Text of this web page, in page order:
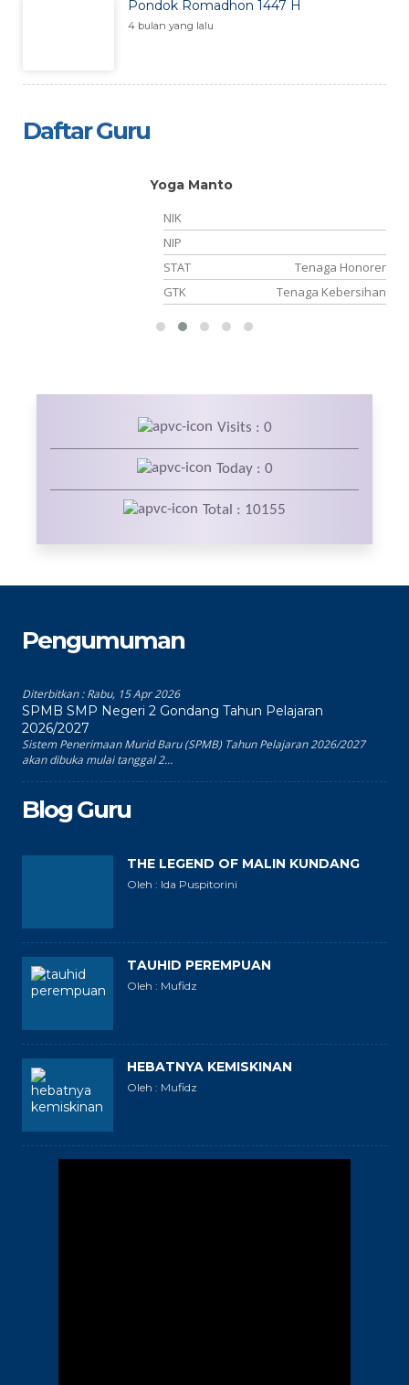
Pondok Romadhon 1447 H
4 bulan yang lalu
Daftar Guru
Yoga Manto
NIK
NIP
STAT
Tenaga Honorer
GTK
Tenaga Kebersihan
Visits : 0
Today : 0
Total : 10155
Pengumuman
Diterbitkan :Rabu, 15 Apr 2026
SPMB SMP Negeri 2 Gondang Tahun Pelajaran
2026/2027
Sistem Penerimaan Murid Baru (SPMB) Tahun Pelajaran 2026/2027
akan dibuka mulai tanggal 2...
Blog Guru
THE LEGEND OF MALIN KUNDANG
Oleh : Ida Puspitorini
TAUHID PEREMPUAN
Oleh : Mufidz
HEBATNYA KEMISKINAN
Oleh : Mufidz